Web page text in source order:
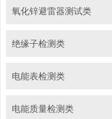
氧化锌避雷器测试类
绝缘子检测类
电能表检测类
电能质量检测类